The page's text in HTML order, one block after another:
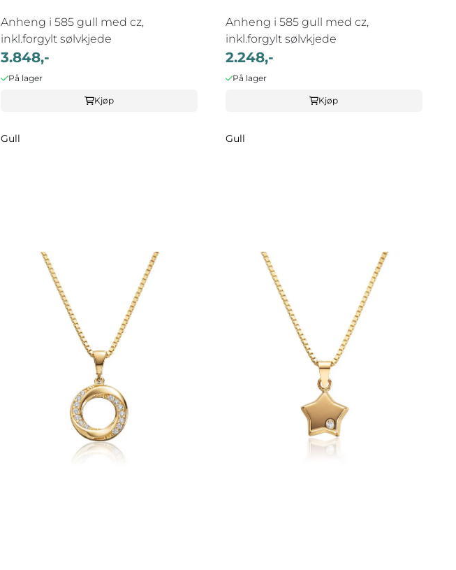
Anheng i 585 gull med cz,
inkl.forgylt sølvkjede
3.848,-
På lager
Kjøp
Anheng i 585 gull med cz,
inkl.forgylt sølvkjede
2.248,-
På lager
Kjøp
Gull Gull